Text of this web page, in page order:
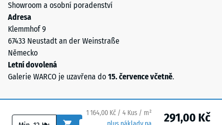
styren-
butadienový
kaučuk
SBR.
černých
mm/h (1000
l/h/m²)
Protiskluznost
(EN 16165) –
Hodnota
stupnice 4 =
střední
úhel cca 16°,
skupina R10
291,00 Kč
1 164,00 Kč / 4 Kus / m²
Showroom a osobní poradenství
Adresa
Klemmhof 9
67433 Neustadt an der Weinstraße
Německo
Letní dovolená
Galerie WARCO je uzavřena do 15. července včetně.